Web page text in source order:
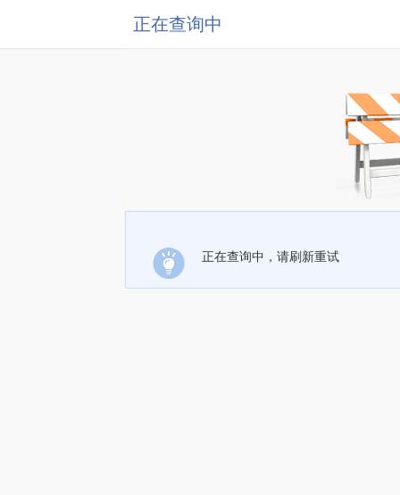
正在查询中
正在查询中，请刷新重试